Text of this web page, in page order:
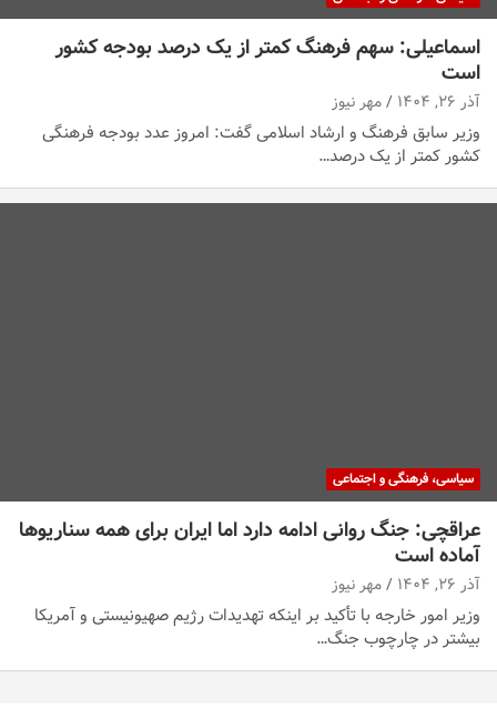
اسماعیلی: سهم فرهنگ کمتر از یک درصد بودجه کشور
است
آذر ۲۶, ۱۴۰۴ مهر نیوز
وزیر سابق فرهنگ و ارشاد اسلامی گفت: امروز عدد بودجه فرهنگی
کشور کمتر از یک درصد…
سیاسی، فرهنگی و اجتماعی
عراقچی: جنگ روانی ادامه دارد اما ایران برای همه سناریوها
آماده است
آذر ۲۶, ۱۴۰۴ مهر نیوز
وزیر امور خارجه با تأکید بر اینکه تهدیدات رژیم صهیونیستی و آمریکا
بیشتر در چارچوب جنگ…